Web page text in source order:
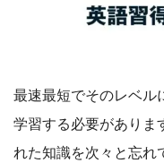
最速最短でそのレベル
学習する必要がありま
れた知識を次々と忘れ